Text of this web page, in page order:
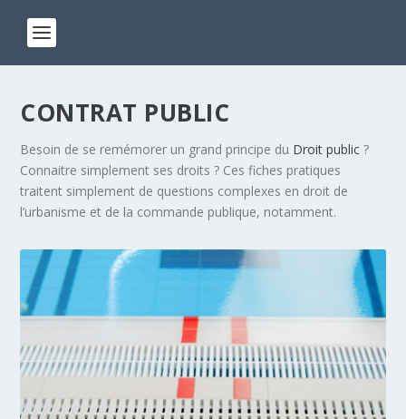
CONTRAT PUBLIC
Besoin de se remémorer un grand principe du Droit public ?
Connaitre simplement ses droits ? Ces fiches pratiques
traitent simplement de questions complexes en droit de
l’urbanisme et de la commande publique, notamment.